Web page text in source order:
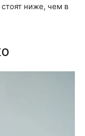
ниже, чем в